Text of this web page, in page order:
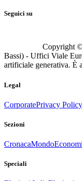
Seguici su
Copyright
Bassi) - Uffici Viale
artificiale generativa. È
Legal
CorporatePrivacy Policy
Sezioni
CronacaMondo
Speciali